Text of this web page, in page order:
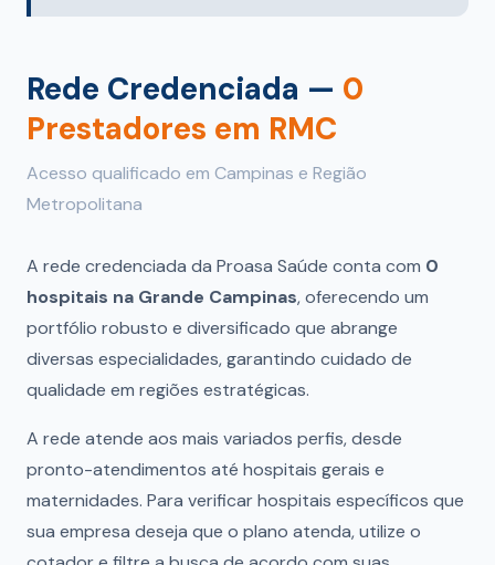
Rede Credenciada — 0
Prestadores em RMC
Acesso qualificado em Campinas e Região
Metropolitana
A rede credenciada da Proasa Saúde conta com 0
hospitais na Grande Campinas, oferecendo um
portfólio robusto e diversificado que abrange
diversas especialidades, garantindo cuidado de
qualidade em regiões estratégicas.
A rede atende aos mais variados perfis, desde
pronto-atendimentos até hospitais gerais e
maternidades. Para verificar hospitais específicos que
sua empresa deseja que o plano atenda, utilize o